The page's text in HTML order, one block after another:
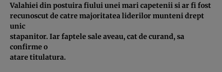
Valahiei din postuira fiului unei mari capetenii si ar fi fost
recunoscut de catre majoritatea liderilor munteni drept
unic
stapanitor. Iar faptele sale aveau, cat de curand, sa
confirme o
atare titulatura.